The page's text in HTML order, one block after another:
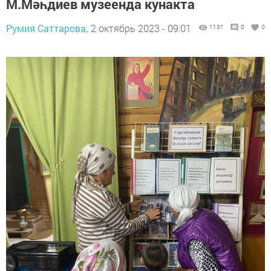
М.Мәһдиев музеенда кунакта
Румия Саттарова, 2 октябрь 2023 - 09:01 1131 0 0